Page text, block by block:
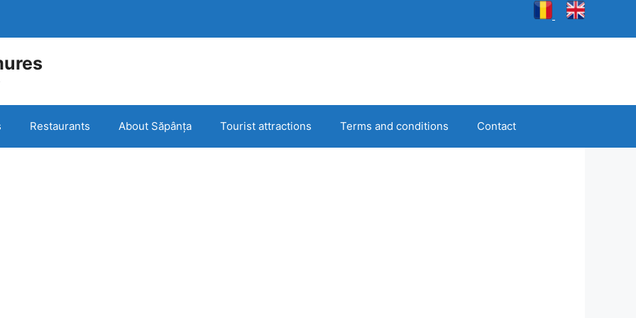
Restaurants About Săpânța Tourist attractions Terms and conditions Contact